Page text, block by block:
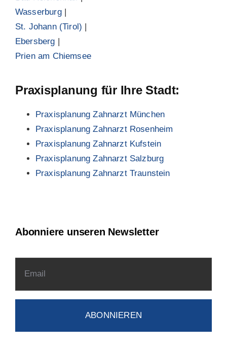
Wasserburg|
St. Johann (Tirol) |
Ebersberg |
Prien am Chiemsee
Praxisplanung für Ihre Stadt:
Praxisplanung Zahnarzt München
Praxisplanung Zahnarzt Rosenheim
Praxisplanung Zahnarzt Kufstein
Praxisplanung Zahnarzt Salzburg
Praxisplanung Zahnarzt Traunstein
Abonniere unseren Newsletter
ABONNIEREN